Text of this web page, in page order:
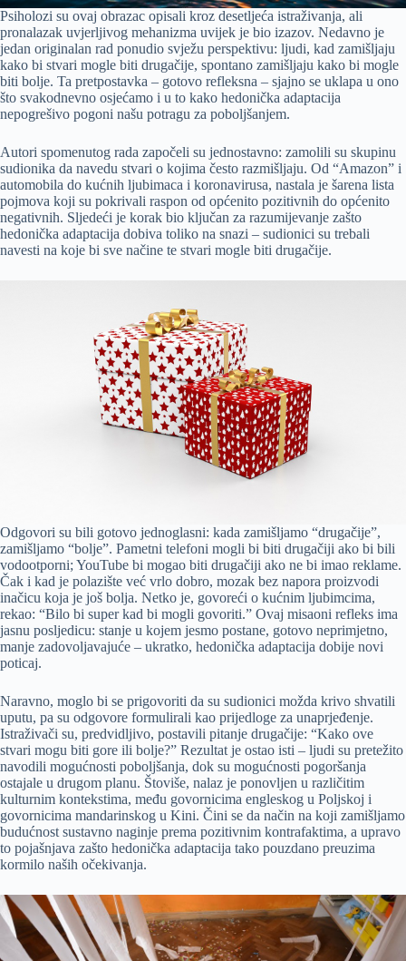
Psiholozi su ovaj obrazac opisali kroz desetljeća istraživanja, ali
pronalazak uvjerljivog mehanizma uvijek je bio izazov. Nedavno je
jedan originalan rad ponudio svježu perspektivu: ljudi, kad zamišljaju
kako bi stvari mogle biti drugačije, spontano zamišljaju kako bi mogle
biti bolje. Ta pretpostavka – gotovo refleksna – sjajno se uklapa u ono
što svakodnevno osjećamo i u to kako hedonička adaptacija
nepogrešivo pogoni našu potragu za poboljšanjem.
Autori spomenutog rada započeli su jednostavno: zamolili su skupinu
sudionika da navedu stvari o kojima često razmišljaju. Od “Amazon” i
automobila do kućnih ljubimaca i koronavirusa, nastala je šarena lista
pojmova koji su pokrivali raspon od općenito pozitivnih do općenito
negativnih. Sljedeći je korak bio ključan za razumijevanje zašto
hedonička adaptacija dobiva toliko na snazi – sudionici su trebali
navesti na koje bi sve načine te stvari mogle biti drugačije.
Odgovori su bili gotovo jednoglasni: kada zamišljamo “drugačije”,
zamišljamo “bolje”. Pametni telefoni mogli bi biti drugačiji ako bi bili
vodootporni; YouTube bi mogao biti drugačiji ako ne bi imao reklame.
Čak i kad je polazište već vrlo dobro, mozak bez napora proizvodi
inačicu koja je još bolja. Netko je, govoreći o kućnim ljubimcima,
rekao: “Bilo bi super kad bi mogli govoriti.” Ovaj misaoni refleks ima
jasnu posljedicu: stanje u kojem jesmo postane, gotovo neprimjetno,
manje zadovoljavajuće – ukratko, hedonička adaptacija dobije novi
poticaj.
Naravno, moglo bi se prigovoriti da su sudionici možda krivo shvatili
uputu, pa su odgovore formulirali kao prijedloge za unaprjeđenje.
Istraživači su, predvidljivo, postavili pitanje drugačije: “Kako ove
stvari mogu biti gore ili bolje?” Rezultat je ostao isti – ljudi su pretežito
navodili mogućnosti poboljšanja, dok su mogućnosti pogoršanja
ostajale u drugom planu. Štoviše, nalaz je ponovljen u različitim
kulturnim kontekstima, među govornicima engleskog u Poljskoj i
govornicima mandarinskog u Kini. Čini se da način na koji zamišljamo
budućnost sustavno naginje prema pozitivnim kontrafaktima, a upravo
to pojašnjava zašto hedonička adaptacija tako pouzdano preuzima
kormilo naših očekivanja.